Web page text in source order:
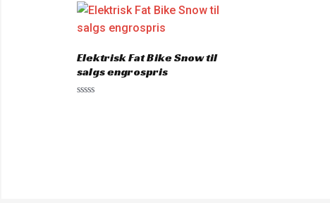
Elektrisk Fat Bike Snow til
salgs engrospris